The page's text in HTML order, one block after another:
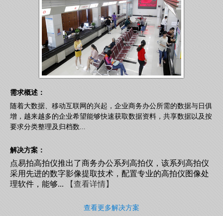
需求概述：
随着大数据、移动互联网的兴起，企业商务办公所需的数据与日俱
增，越来越多的企业希望能够快速获取数据资料，共享数据以及按
要求分类整理及归档数...
解决方案：
点易拍高拍仪推出了商务办公系列高拍仪，该系列高拍仪
采用先进的数字影像提取技术，配置专业的高拍仪图像处
理软件，能够...【查看详情】
查看更多解决方案